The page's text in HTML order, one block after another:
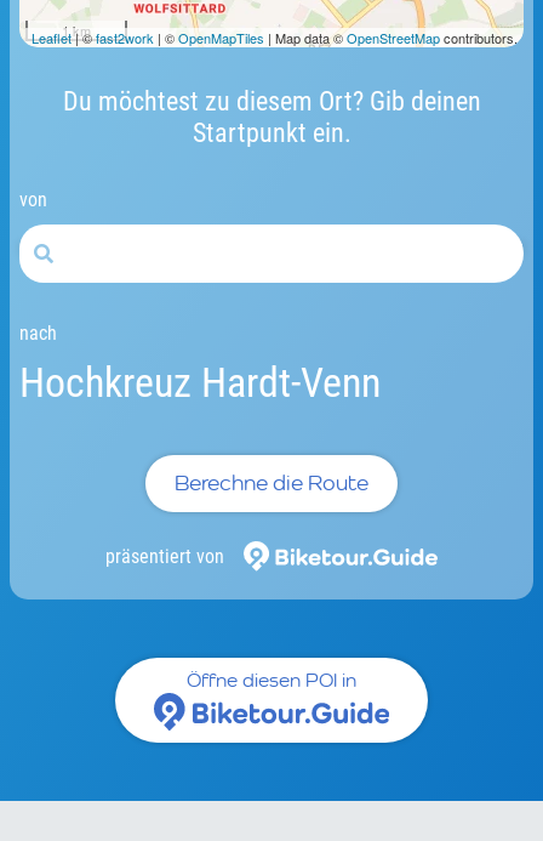
Du möchtest zu diesem Ort? Gib deinen
Startpunkt ein.
von
nach
Hochkreuz Hardt-Venn
Berechne die Route
präsentiert von
1 km
Leaflet| ©fast2work | ©OpenMapTiles | Map data ©OpenStreetMapcontributors.
Öffne diesen POI in